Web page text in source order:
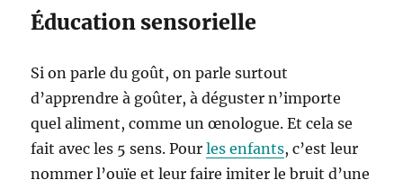
Éducation sensorielle
Si on parle du goût, on parle surtout
d’apprendre à goûter, à déguster n’importe
quel aliment, comme un œnologue. Et cela se
fait avec les 5 sens. Pourles enfants, c’est leur
nommer l’ouïe et leur faire imiter le bruit d’une